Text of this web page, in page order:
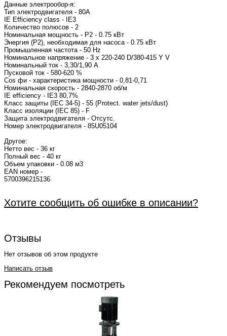
Данные электрообор-я:
Тип электродвигателя -
IE Efficiency class - IE3
Количество полюсов - 2
Номинальная мощность - P2 - 0.75 кВт
Энергия (Р2), необходимая для насоса - 0.75 кВт
Промышленная частота - 50 Hz
Номинальное напряжение - 3 x 220-240 D/380-415 Y V
Номинальный ток - 3,30/1,90 A
Пусковой ток - 580-620 %
Cos фи - характеристика мощности -
Номинальная скорость - 2840-2870 об/м
IE efficiency - IE3
Класс защиты (IEC 34-5) - 55 (Protect. water jets/dust)
Класс изоляции (IEC 85) - F
Защита электродвигателя - Отсутс.
Номер электродвигателя -
Другое:
Нетто вес - 36 кг
Полный вес - 40 кг
Объем упаковки - 0.08 м3
EAN номер -
Хотите сообщить об ошибке в описании?
Отзывы
Нет отзывов об этом продукте
Написать отзыв
Рекомендуем посмотреть